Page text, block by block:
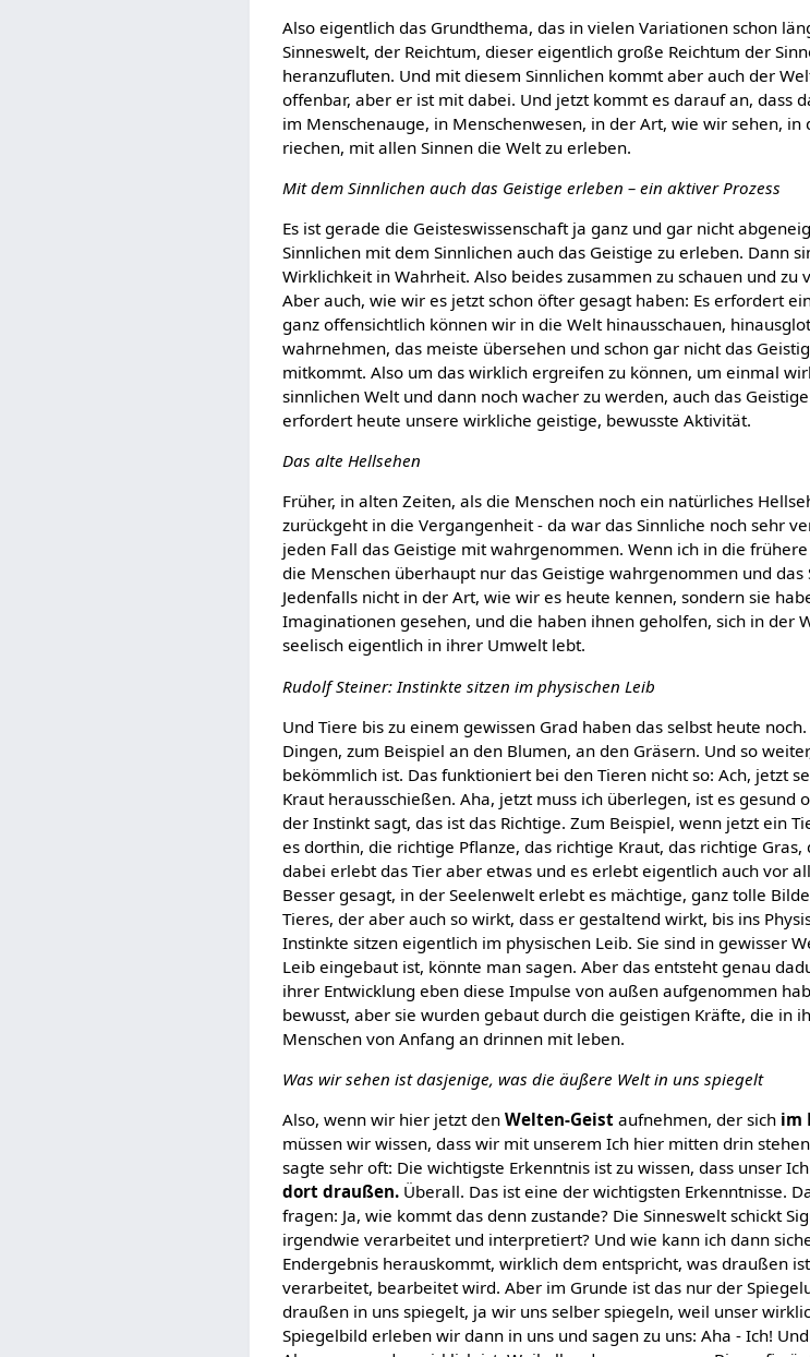
Also eigentlich das Grundthema, das in vielen Variationen schon
Sinneswelt, der Reichtum, dieser eigentlich große Reichtum der
heranzufluten. Und mit diesem Sinnlichen kommt aber auch der
offenbar, aber er ist mit dabei. Und jetzt kommt es darauf an, dass
im Menschenauge, in Menschenwesen, in der Art, wie wir sehen,
riechen, mit allen Sinnen die Welt zu erleben.
Mit dem Sinnlichen auch das Geistige erleben – ein aktiver Prozess
Es ist gerade die Geisteswissenschaft ja ganz und gar nicht
Sinnlichen mit dem Sinnlichen auch das Geistige zu erleben. Dann
Wirklichkeit in Wahrheit. Also beides zusammen zu schauen und
Aber auch, wie wir es jetzt schon öfter gesagt haben: Es erfordert
ganz offensichtlich können wir in die Welt hinausschauen,
wahrnehmen, das meiste übersehen und schon gar nicht das
mitkommt. Also um das wirklich ergreifen zu können, um einmal
sinnlichen Welt und dann noch wacher zu werden, auch das
erfordert heute unsere wirkliche geistige, bewusste Aktivität.
Das alte Hellsehen
Früher, in alten Zeiten, als die Menschen noch ein natürliches
zurückgeht in die Vergangenheit - da war das Sinnliche noch sehr
jeden Fall das Geistige mit wahrgenommen. Wenn ich in die
die Menschen überhaupt nur das Geistige wahrgenommen und das
Jedenfalls nicht in der Art, wie wir es heute kennen, sondern sie
Imaginationen gesehen, und die haben ihnen geholfen, sich in der
seelisch eigentlich in ihrer Umwelt lebt.
Rudolf Steiner: Instinkte sitzen im physischen Leib
Und Tiere bis zu einem gewissen Grad haben das selbst heute
Dingen, zum Beispiel an den Blumen, an den Gräsern. Und so
bekömmlich ist. Das funktioniert bei den Tieren nicht so: Ach, jetzt
Kraut herausschießen. Aha, jetzt muss ich überlegen, ist es gesund
der Instinkt sagt, das ist das Richtige. Zum Beispiel, wenn jetzt ein
es dorthin, die richtige Pflanze, das richtige Kraut, das richtige
dabei erlebt das Tier aber etwas und es erlebt eigentlich auch vor
Besser gesagt, in der Seelenwelt erlebt es mächtige, ganz tolle
Tieres, der aber auch so wirkt, dass er gestaltend wirkt, bis ins
Instinkte sitzen eigentlich im physischen Leib. Sie sind in gewisser
Leib eingebaut ist, könnte man sagen. Aber das entsteht genau
ihrer Entwicklung eben diese Impulse von außen aufgenommen
bewusst, aber sie wurden gebaut durch die geistigen Kräfte, die in
Menschen von Anfang an drinnen mit leben.
Was wir sehen ist dasjenige, was die äußere Welt in uns spiegelt
Also, wenn wir hier jetzt denWelten-Geist aufnehmen, der sich im
müssen wir wissen, dass wir mit unserem Ich hier mitten drin
sagte sehr oft: Die wichtigste Erkenntnis ist zu wissen, dass unser
dort draußen. Überall. Das ist eine der wichtigsten Erkenntnisse.
fragen: Ja, wie kommt das denn zustande? Die Sinneswelt schickt
irgendwie verarbeitet und interpretiert? Und wie kann ich dann
Endergebnis herauskommt, wirklich dem entspricht, was draußen
verarbeitet, bearbeitet wird. Aber im Grunde ist das nur der
draußen in uns spiegelt, ja wir uns selber spiegeln, weil unser
Spiegelbild erleben wir dann in uns und sagen zu uns: Aha - Ich!